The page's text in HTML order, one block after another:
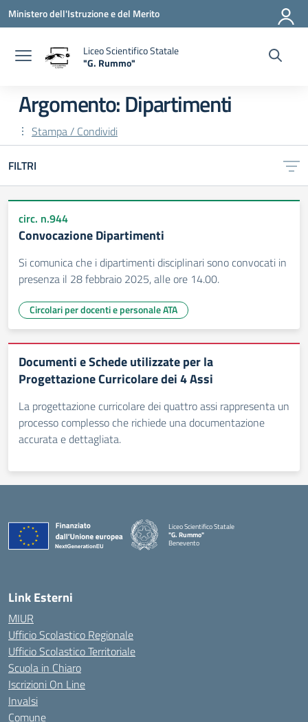
Vai ai contenuti
Vai al menu di navigazione
Vai al footer
Ministero dell'Istruzione e del Merito
Liceo Scientifico Statale
"G. Rummo"
Argomento: Dipartimenti
Stampa / Condividi
FILTRI
circ. n.944
Convocazione Dipartimenti
Si comunica che i dipartimenti disciplinari sono convocati in
presenza il 28 febbraio 2025, alle ore 14.00.
Circolari per docenti e personale ATA
Documenti e Schede utilizzate per la
Progettazione Curricolare dei 4 Assi
La progettazione curricolare dei quattro assi rappresenta un
processo complesso che richiede una documentazione
accurata e dettagliata.
Liceo Scientifico Statale
"G. Rummo"
Benevento
Link Esterni
MIUR
Ufficio Scolastico Regionale
Ufficio Scolastico Territoriale
Scuola in Chiaro
Iscrizioni On Line
Invalsi
Comune